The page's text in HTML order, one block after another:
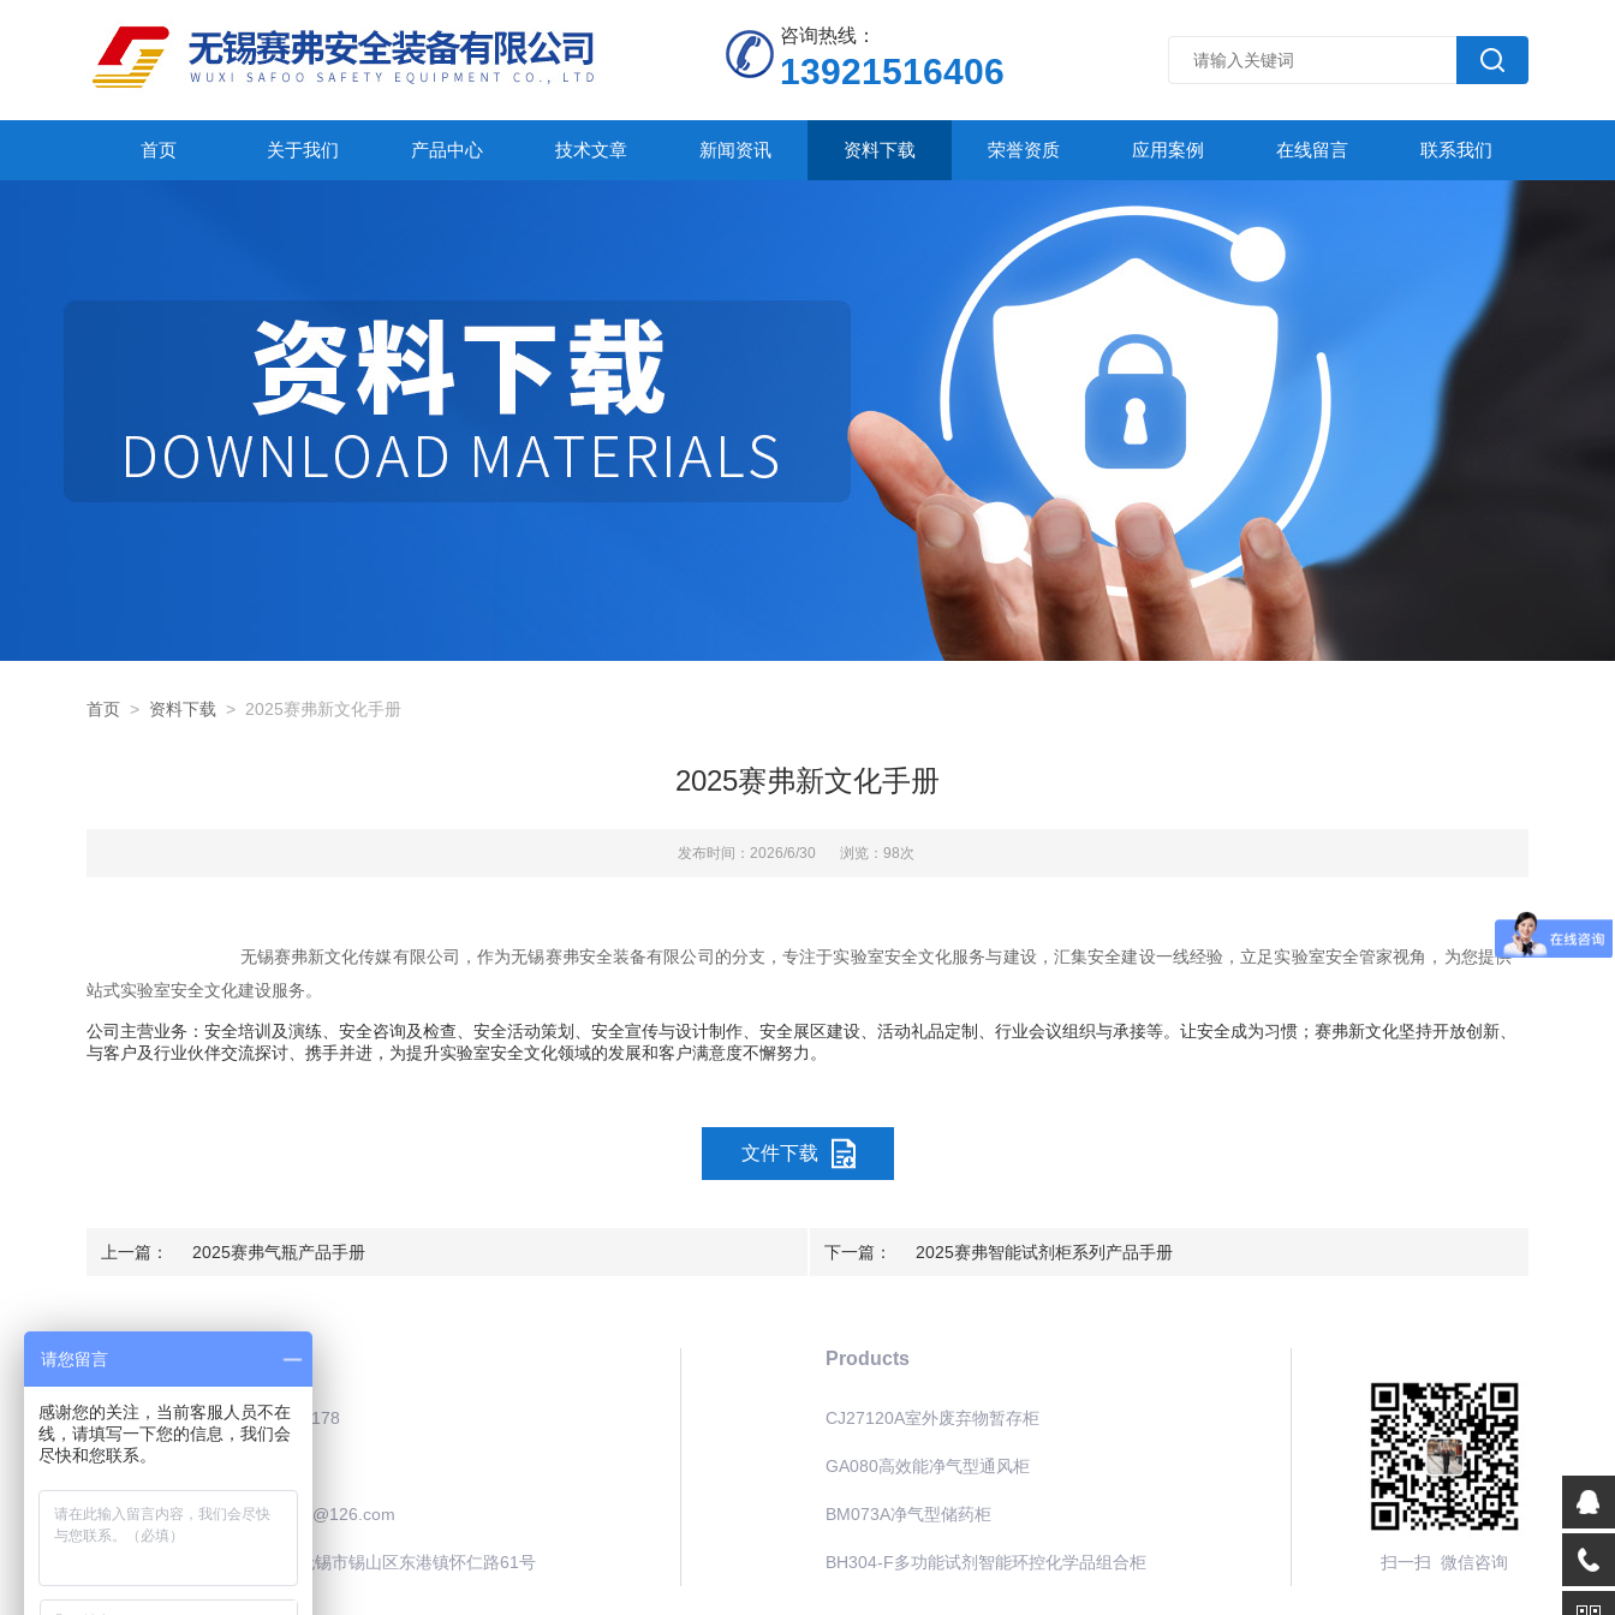
咨询热线：
13921516406
首页 关于我们 产品中心 技术文章 新闻资讯 资料下载 荣誉资质 应用案例 在线留言 联系我们
首页 > 资料下载 > 2025赛弗新文化手册
2025赛弗新文化手册
发布时间：2026/6/30 浏览：98次
无锡赛弗新文化传媒有限公司，作为无锡赛弗安全装备有限公司的分支，专注于实验室安全文化服务与建设，汇集安全建设一线经验，立足实验室安全管家视角，为您提供一
站式实验室安全文化建设服务。
公司主营业务：安全培训及演练、安全咨询及检查、安全活动策划、安全宣传与设计制作、安全展区建设、活动礼品定制、行业会议组织与承接等。让安全成为习惯；赛弗新文化坚持开放创新、
与客户及行业伙伴交流探讨、携手并进，为提升实验室安全文化领域的发展和客户满意度不懈努力。
文件下载
上一篇： 2025赛弗气瓶产品手册 下一篇： 2025赛弗智能试剂柜系列产品手册
Contact Us
联系电话：0510-83787178
联系QQ：2505929195
联系邮箱：safooculture@126.com
联系地址：中国·江苏·无锡市锡山区东港镇怀仁路61号
Products
CJ27120A室外废弃物暂存柜
GA080高效能净气型通风柜
BM073A净气型储药柜
BH304-F多功能试剂智能环控化学品组合柜 扫一扫 微信咨询
请您留言
感谢您的关注，当前客服人员不在
线，请填写一下您的信息，我们会
尽快和您联系。